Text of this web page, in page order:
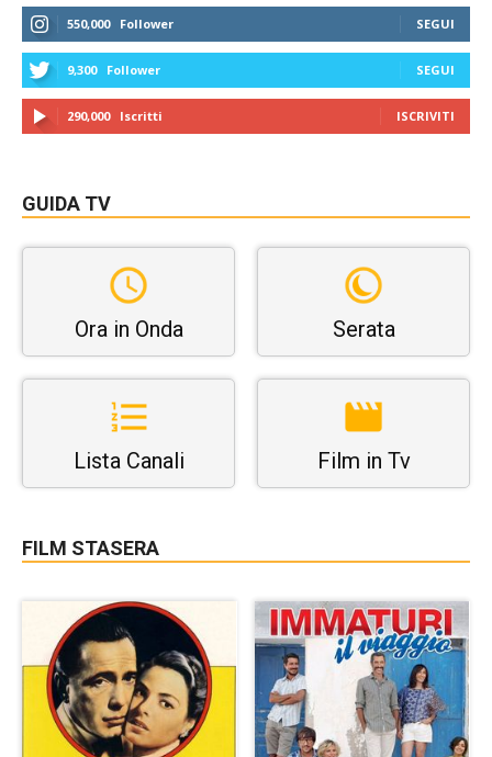
550,000 Follower SEGUI
9,300 Follower SEGUI
290,000 Iscritti ISCRIVITI
GUIDA TV
Ora in Onda Serata
Lista Canali Film in Tv
FILM STASERA